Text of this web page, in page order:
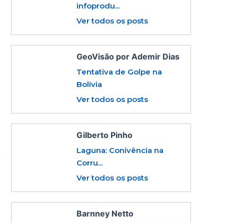
infoprodu...
Ver todos os posts
GeoVisão por Ademir Dias
Tentativa de Golpe na
Bolívia
Ver todos os posts
Gilberto Pinho
Laguna: Conivência na
Corru...
Ver todos os posts
Barnney Netto